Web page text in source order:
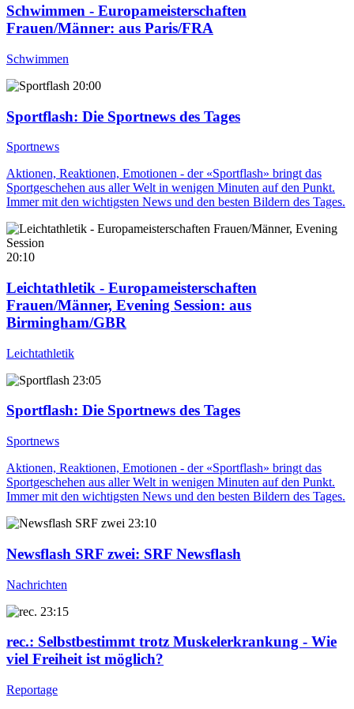
Schwimmen - Europameisterschaften
Frauen/Männer: aus Paris/FRA
Schwimmen
20:00
Sportflash: Die Sportnews des Tages
Sportnews
Aktionen, Reaktionen, Emotionen - der «Sportflash» bringt das
Sportgeschehen aus aller Welt in wenigen Minuten auf den Punkt.
Immer mit den wichtigsten News und den besten Bildern des Tages.
20:10
Leichtathletik - Europameisterschaften
Frauen/Männer, Evening Session: aus
Birmingham/GBR
Leichtathletik
23:05
Sportflash: Die Sportnews des Tages
Sportnews
Aktionen, Reaktionen, Emotionen - der «Sportflash» bringt das
Sportgeschehen aus aller Welt in wenigen Minuten auf den Punkt.
Immer mit den wichtigsten News und den besten Bildern des Tages.
23:10
Newsflash SRF zwei: SRF Newsflash
Nachrichten
23:15
rec.: Selbstbestimmt trotz Muskelerkrankung - Wie
viel Freiheit ist möglich?
Reportage